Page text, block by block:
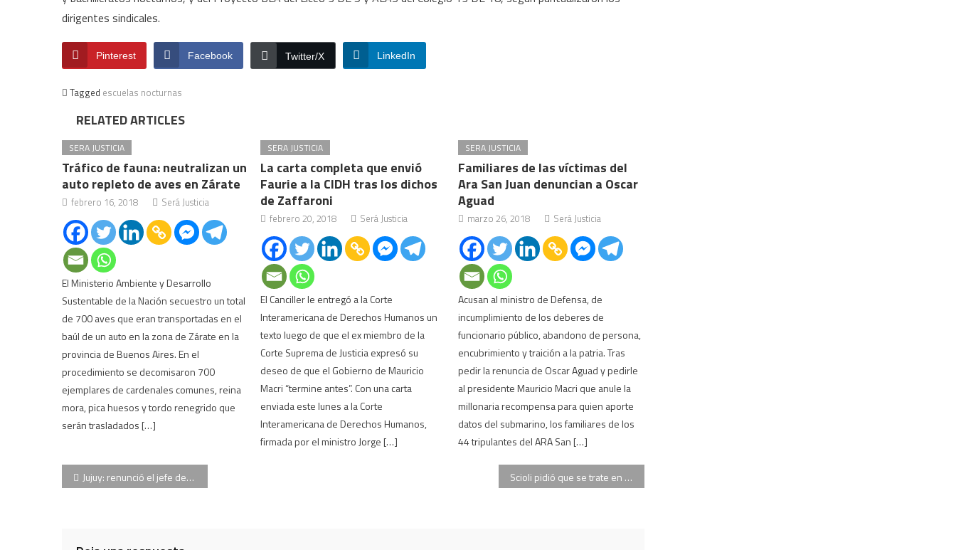
dirigentes sindicales.
Pinterest Facebook Twitter/X LinkedIn
Tagged escuelas nocturnas
RELATED ARTICLES
SERA JUSTICIA
Tráfico de fauna: neutralizan un
auto repleto de aves en Zárate
febrero 16, 2018 Será Justicia
El Ministerio Ambiente y Desarrollo
Sustentable de la Nación secuestro un total
de 700 aves que eran transportadas en el
baúl de un auto en la zona de Zárate en la
provincia de Buenos Aires. En el
procedimiento se decomisaron 700
ejemplares de cardenales comunes, reina
mora, pica huesos y tordo renegrido que
serán trasladados […]
SERA JUSTICIA
La carta completa que envió
Faurie a la CIDH tras los dichos
de Zaffaroni
febrero 20, 2018 Será Justicia
El Canciller le entregó a la Corte
Interamericana de Derechos Humanos un
texto luego de que el ex miembro de la
Corte Suprema de Justicia expresó su
deseo de que el Gobierno de Mauricio
Macri “termine antes”. Con una carta
enviada este lunes a la Corte
Interamericana de Derechos Humanos,
firmada por el ministro Jorge […]
SERA JUSTICIA
Familiares de las víctimas del
Ara San Juan denuncian a Oscar
Aguad
marzo 26, 2018 Será Justicia
Acusan al ministro de Defensa, de
incumplimiento de los deberes de
funcionario público, abandono de persona,
encubrimiento y traición a la patria. Tras
pedir la renuncia de Oscar Aguad y pedirle
al presidente Mauricio Macri que anule la
millonaria recompensa para quien aporte
datos del submarino, los familiares de los
44 tripulantes del ARA San […]
Navegación
Jujuy: renunció el jefe de servicio del hospital donde le hicieron una cesárea a la nena violada Scioli pidió que se trate en el Congreso el DNU que creó la Agencia de Deportes